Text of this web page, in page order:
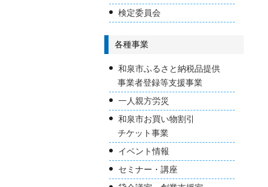
検定委員会
各種事業
和泉市ふるさと納税品提供
事業者登録等支援事業
一人親方労災
和泉市お買い物割引
チケット事業
イベント情報
セミナー・講座